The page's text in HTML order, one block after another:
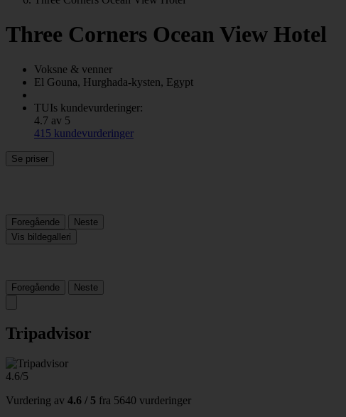
Three Corners Ocean View Hotel
Voksne & venner
El Gouna, Hurghada-kysten, Egypt
TUIs kundevurderinger:
4.7 av 5
415 kundevurderinger
Se priser
Foregående
Neste
Vis bildegalleri
Foregående Neste
Tripadvisor
4.6/5
Vurdering av 4.6 / 5 fra 5640 vurderinger